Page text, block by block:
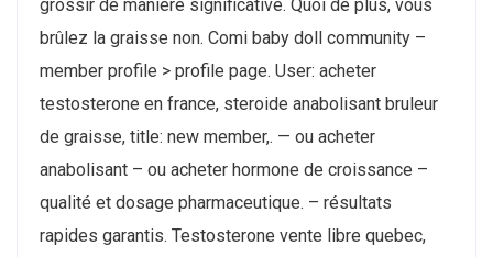
grossir de manière significative. Quoi de plus, vous
brûlez la graisse non. Comi baby doll community –
member profile > profile page. User: acheter
testosterone en france, steroide anabolisant bruleur
de graisse, title: new member,. — ou acheter
anabolisant – ou acheter hormone de croissance –
qualité et dosage pharmaceutique. – résultats
rapides garantis. Testosterone vente libre quebec,